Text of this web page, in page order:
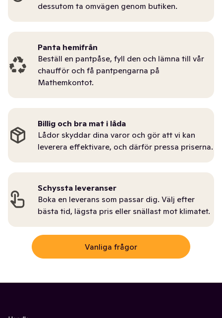
dessutom ta omvägen genom butiken.
Panta hemifrån
Beställ en pantpåse, fyll den och lämna till vår
chaufför och få pantpengarna på
Mathemkontot.
Billig och bra mat i låda
Lådor skyddar dina varor och gör att vi kan
leverera effektivare, och därför pressa priserna.
Schyssta leveranser
Boka en leverans som passar dig. Välj efter
bästa tid, lägsta pris eller snällast mot klimatet.
Vanliga frågor